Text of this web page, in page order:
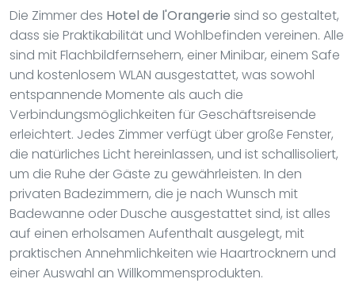
Die Zimmer des Hotel de l'Orangerie sind so gestaltet,
dass sie Praktikabilität und Wohlbefinden vereinen. Alle
sind mit Flachbildfernsehern, einer Minibar, einem Safe
und kostenlosem WLAN ausgestattet, was sowohl
entspannende Momente als auch die
Verbindungsmöglichkeiten für Geschäftsreisende
erleichtert. Jedes Zimmer verfügt über große Fenster,
die natürliches Licht hereinlassen, und ist schallisoliert,
um die Ruhe der Gäste zu gewährleisten. In den
privaten Badezimmern, die je nach Wunsch mit
Badewanne oder Dusche ausgestattet sind, ist alles
auf einen erholsamen Aufenthalt ausgelegt, mit
praktischen Annehmlichkeiten wie Haartrocknern und
einer Auswahl an Willkommensprodukten.